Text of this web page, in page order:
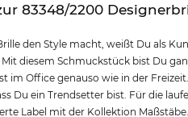
83348/2200
den Style macht, weißt Du als
diesem Schmuckstück bist Du
im Office genauso wie in der
Du ein Trendsetter bist. Für die
Label mit der Kollektion Maßstäbe.